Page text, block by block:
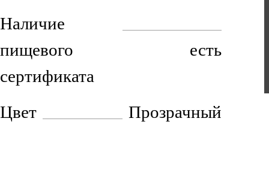
Наличие
пищевого
сертификата
есть
Цвет Прозрачный